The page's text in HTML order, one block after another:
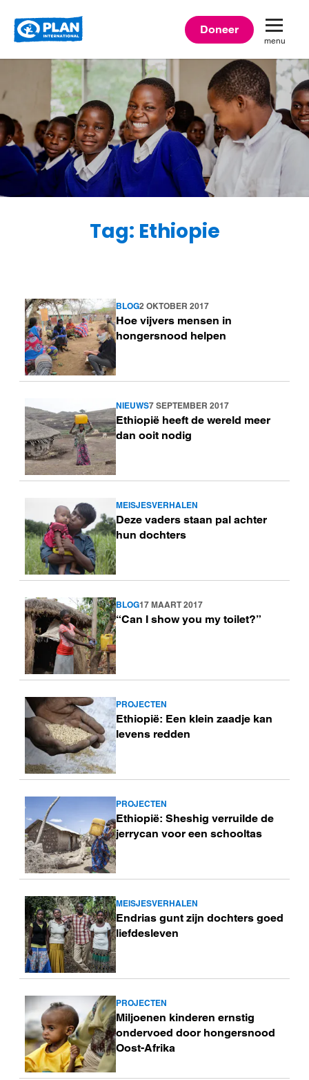
Doneer
menu
Tag: Ethiopie
BLOG2 OKTOBER 2017
Hoe vijvers mensen in
hongersnood helpen
Lees
meer
NIEUWS7 SEPTEMBER 2017
Ethiopië heeft de wereld meer
dan ooit nodig
Lees
meer
MEISJESVERHALEN
Deze vaders staan pal achter
hun dochters
meer
BLOG17 MAART 2017
“Can I show you my toilet?”
Lees
meer
PROJECTEN
Ethiopië: Een klein zaadje kan
levens redden
Lees
meer
PROJECTEN
Ethiopië: Sheshig verruilde de
jerrycan voor een schooltas
Lees
meer
MEISJESVERHALEN
Endrias gunt zijn dochters goed
liefdesleven
Lees
meer
PROJECTEN
Miljoenen kinderen ernstig
ondervoed door hongersnood
Oost-Afrika
Lees
meer